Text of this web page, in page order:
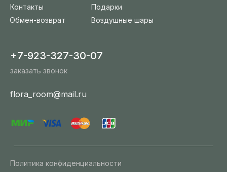
Подарки
+7-923-327-30-07
Политика конфиденциальности
flora_room@mail.ru
заказать звонок
Контакты
Обмен-возврат
Воздушные шары